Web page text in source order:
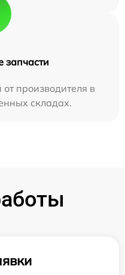
запчасти
производителя в
складах.